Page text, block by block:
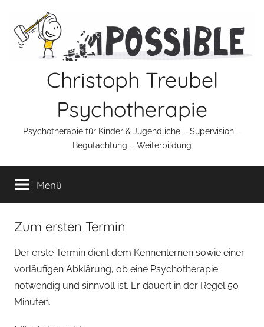
Inhalt
springen
Christoph Treubel
Psychotherapie
Psychotherapie für Kinder & Jugendliche – Supervision –
Begutachtung – Weiterbildung
Menü
Zum ersten Termin
Der erste Termin dient dem Kennenlernen sowie einer
vorläufigen Abklärung, ob eine Psychotherapie
notwendig und sinnvoll ist. Er dauert in der Regel 50
Minuten.